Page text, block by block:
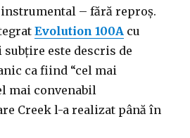
– fără reproș.
Evolution 100A cu
este descris de
ca fiind “cel mai
mai convenabil
Creek l-a realizat până în